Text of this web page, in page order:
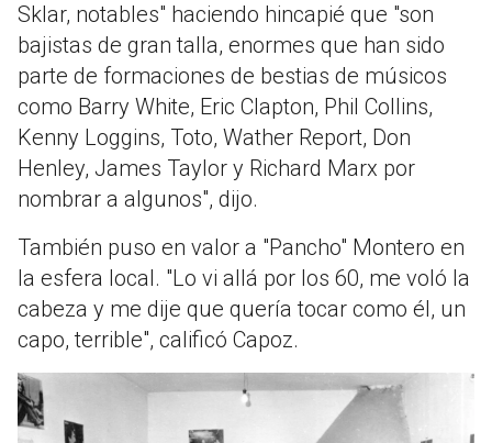
Sklar, notables" haciendo hincapié que "son
bajistas de gran talla, enormes que han sido
parte de formaciones de bestias de músicos
como Barry White, Eric Clapton, Phil Collins,
Kenny Loggins, Toto, Wather Report, Don
Henley, James Taylor y Richard Marx por
nombrar a algunos", dijo.
También puso en valor a "Pancho" Montero en
la esfera local. "Lo vi allá por los 60, me voló la
cabeza y me dije que quería tocar como él, un
capo, terrible", calificó Capoz.